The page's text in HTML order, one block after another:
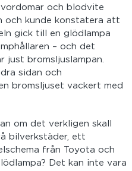
och blodvite
och kunde konstatera att
gick till en glödlampa
– och det
just bromsljuslampan.
sidan och
bromsljuset vackert med
om det verkligen skall
bilverkstäder, ett
från Toyota och
Det kan inte vara